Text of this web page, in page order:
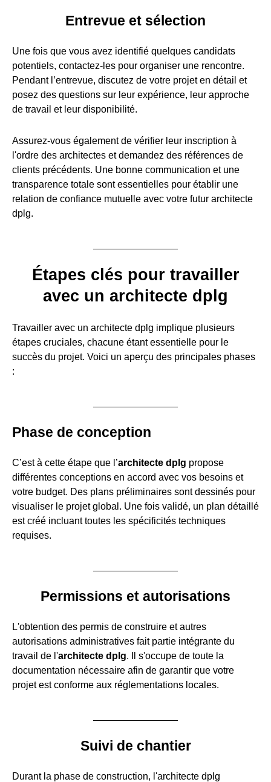
Entrevue et sélection
Une fois que vous avez identifié quelques candidats
potentiels, contactez-les pour organiser une rencontre.
Pendant l’entrevue, discutez de votre projet en détail et
posez des questions sur leur expérience, leur approche
de travail et leur disponibilité.
Assurez-vous également de vérifier leur inscription à
l'ordre des architectes et demandez des références de
clients précédents. Une bonne communication et une
transparence totale sont essentielles pour établir une
relation de confiance mutuelle avec votre futur architecte
dplg.
Étapes clés pour travailler
avec un architecte dplg
Travailler avec un architecte dplg implique plusieurs
étapes cruciales, chacune étant essentielle pour le
succès du projet. Voici un aperçu des principales phases
:
Phase de conception
C’est à cette étape que l’architecte dplg propose
différentes conceptions en accord avec vos besoins et
votre budget. Des plans préliminaires sont dessinés pour
visualiser le projet global. Une fois validé, un plan détaillé
est créé incluant toutes les spécificités techniques
requises.
Permissions et autorisations
L'obtention des permis de construire et autres
autorisations administratives fait partie intégrante du
travail de l'architecte dplg. Il s'occupe de toute la
documentation nécessaire afin de garantir que votre
projet est conforme aux réglementations locales.
Suivi de chantier
Durant la phase de construction, l'architecte dplg